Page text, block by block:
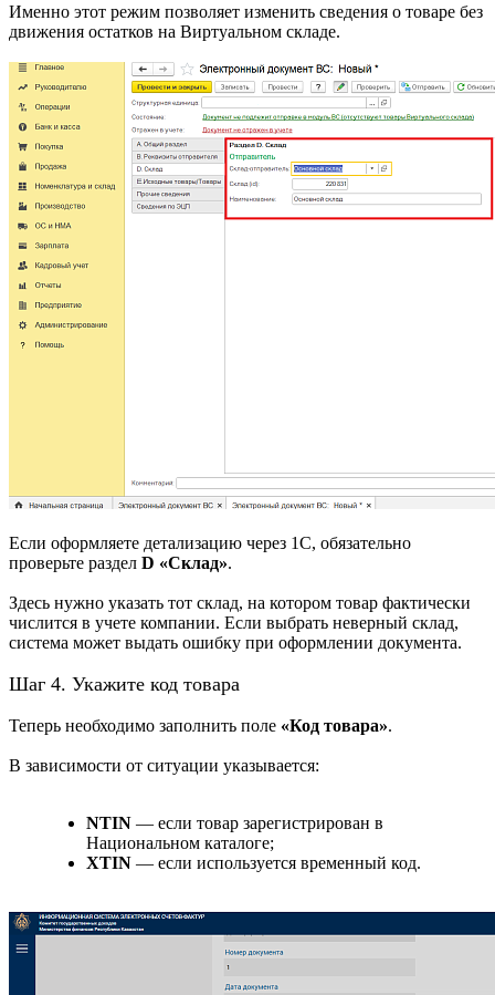
Именно этот режим позволяет изменить сведения о товаре без
движения остатков на Виртуальном складе.
Если оформляете детализацию через 1С, обязательно
проверьте раздел D «Склад».
Здесь нужно указать тот склад, на котором товар фактически
числится в учете компании. Если выбрать неверный склад,
система может выдать ошибку при оформлении документа.
Шаг 4. Укажите код товара
Теперь необходимо заполнить поле «Код товара».
В зависимости от ситуации указывается:
NTIN — если товар зарегистрирован в
Национальном каталоге;
XTIN — если используется временный код.